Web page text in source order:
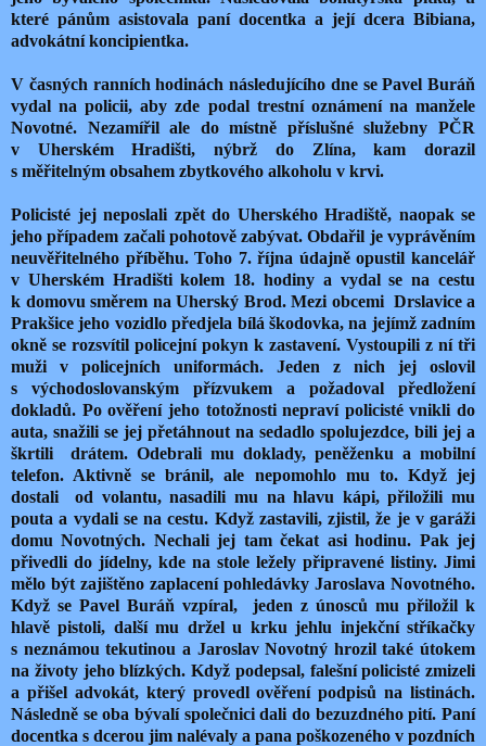
které pánům asistovala paní docentka a její dcera Bibiana,
advokátní koncipientka.
V časných ranních hodinách následujícího dne se Pavel Buráň
vydal na policii, aby zde podal trestní oznámení na manžele
Novotné. Nezamířil ale do místně příslušné služebny PČR
v Uherském Hradišti, nýbrž do Zlína, kam dorazil
s měřitelným obsahem zbytkového alkoholu v krvi.
Policisté jej neposlali zpět do Uherského Hradiště, naopak se
jeho případem začali pohotově zabývat. Obdařil je vyprávěním
neuvěřitelného příběhu. Toho 7. října údajně opustil kancelář
v Uherském Hradišti kolem 18. hodiny a vydal se na cestu
k domovu směrem na Uherský Brod. Mezi obcemi Drslavice a
Prakšice jeho vozidlo předjela bílá škodovka, na jejímž zadním
okně se rozsvítil policejní pokyn k zastavení. Vystoupili z ní tři
muži v policejních uniformách. Jeden z nich jej oslovil
s východoslovanským přízvukem a požadoval předložení
dokladů. Po ověření jeho totožnosti nepraví policisté vnikli do
auta, snažili se jej přetáhnout na sedadlo spolujezdce, bili jej a
škrtili drátem. Odebrali mu doklady, peněženku a mobilní
telefon. Aktivně se bránil, ale nepomohlo mu to. Když jej
dostali od volantu, nasadili mu na hlavu kápi, přiložili mu
pouta a vydali se na cestu. Když zastavili, zjistil, že je v garáži
domu Novotných. Nechali jej tam čekat asi hodinu. Pak jej
přivedli do jídelny, kde na stole ležely připravené listiny. Jimi
mělo být zajištěno zaplacení pohledávky Jaroslava Novotného.
Když se Pavel Buráň vzpíral, jeden z únosců mu přiložil k
hlavě pistoli, další mu držel u krku jehlu injekční stříkačky
s neznámou tekutinou a Jaroslav Novotný hrozil také útokem
na životy jeho blízkých. Když podepsal, falešní policisté zmizeli
a přišel advokát, který provedl ověření podpisů na listinách.
Následně se oba bývalí společnici dali do bezuzdného pití. Paní
docentka s dcerou jim nalévaly a pana poškozeného v pozdních